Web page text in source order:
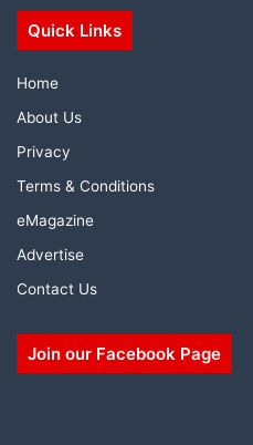
Quick Links
Home
About Us
Privacy
Terms & Conditions
eMagazine
Advertise
Contact Us
Join our Facebook Page